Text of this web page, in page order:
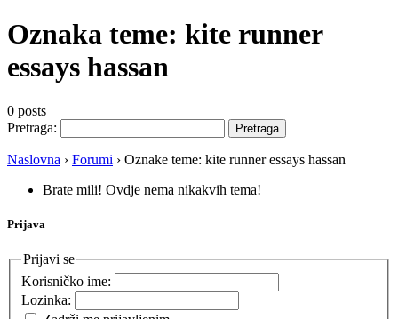
Oznaka teme: kite runner
essays hassan
0 posts
Pretraga:
Naslovna › Forumi › Oznake teme: kite runner essays hassan
Brate mili! Ovdje nema nikakvih tema!
Prijava
Prijavi se
Korisničko ime:
Lozinka: